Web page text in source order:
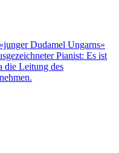
Dudamel Ungarns»
Pianist: Es ist
Leitung des